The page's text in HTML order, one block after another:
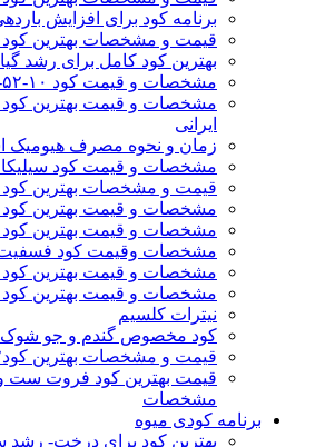
برنامه کود برای افزایش
قیمت و مشخصات بهترین کود
بهترین کود کامل برای رشد
مشخصات و قیمت کود ۱۰-۵۲-۱۰ خارجی
مشخصات و قیمت بهترین
ایرانی
زمان و نحوه مصرف هیومیک
مشخصات و قیمت کود
قیمت و مشخصات بهترین کود
مشخصات و قیمت بهترین کود
مشخصات و قیمت بهترین کود
مشخصات وقیمت کود فسفیت
مشخصات و قیمت بهترین کود
مشخصات و قیمت بهترین کود
نیترات کلسیم
کود مخصوص گندم و جو شوک
قیمت و مشخصات بهترین کود۱۲-۱۲-۳۶ خارجی
قیمت بهترین کود فروت ست
مشخصات
برنامه کودی میوه
بهترین کود برای درخت- رشد